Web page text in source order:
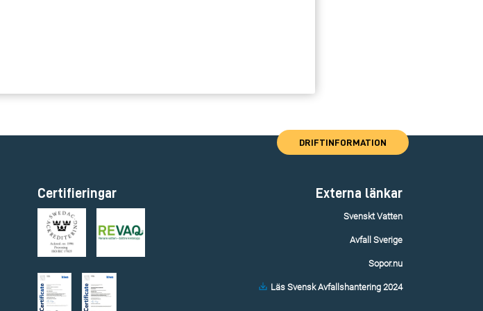
DRIFTINFORMATION
Certifieringar Externa länkar
Svenskt Vatten
Avfall Sverige
Sopor.nu
Läs Svensk Avfallshantering 2024